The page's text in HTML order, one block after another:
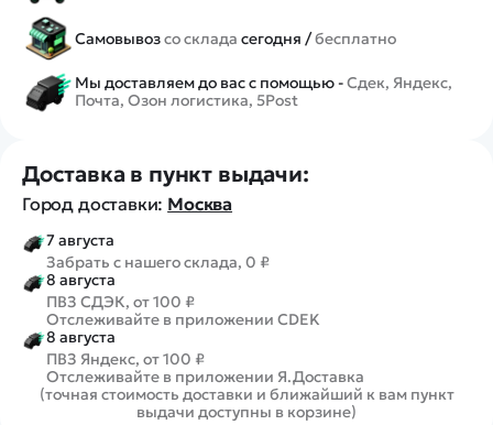
Самовывозсо склада сегодня /бесплатно
Мы доставляем до вас с помощью -Сдек, Яндекс,
Почта, Озон логистика, 5Post
Доставка в пункт выдачи:
Город доставки: Москва
7 августа
Забрать с нашего склада, 0 ₽
8 августа
ПВЗ СДЭК, от 100 ₽
Отслеживайте в приложении CDEK
8 августа
ПВЗ Яндекс, от 100 ₽
Отслеживайте в приложении Я.Доставка
(точная стоимость доставки и ближайший к вам пункт
выдачи доступны в корзине)